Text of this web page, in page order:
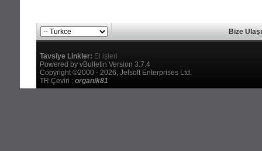
Bize
Tavsiye Linkler: El işleri
Powered by vBulletin Version 3.7.4
Copyright ©2000 - 2026, Jelsoft Enterprises Ltd.
TR Çeviri : organik81